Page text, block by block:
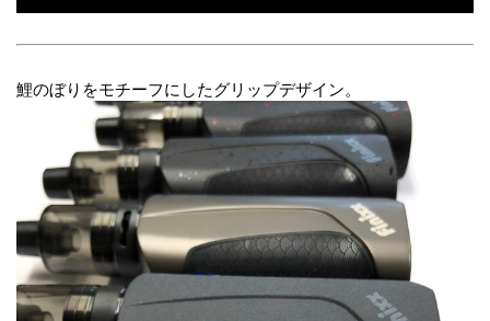
鯉のぼりをモチーフにしたグリップデザイン。